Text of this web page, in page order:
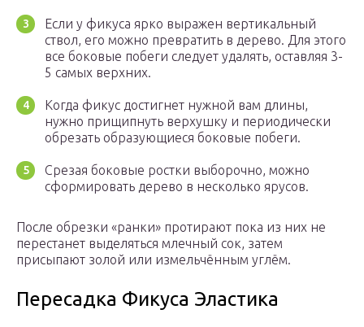
Если у фикуса ярко выражен вертикальный
ствол, его можно превратить в дерево. Для этого
все боковые побеги следует удалять, оставляя 3-
5 самых верхних.
Когда фикус достигнет нужной вам длины,
нужно прищипнуть верхушку и периодически
обрезать образующиеся боковые побеги.
Срезая боковые ростки выборочно, можно
сформировать дерево в несколько ярусов.
После обрезки «ранки» протирают пока из них не
перестанет выделяться млечный сок, затем
присыпают золой или измельчённым углём.
Пересадка Фикуса Эластика